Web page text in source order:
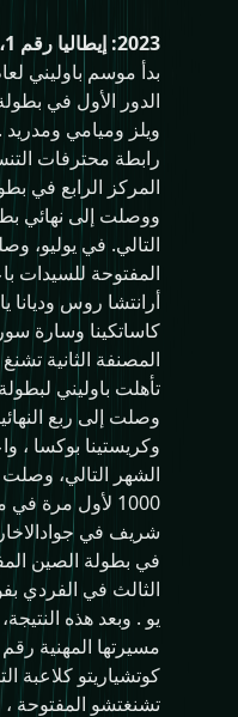
2023: إيطاليا رقم 1، نهائي كأس BJK
الدور الأول في
ويلز وميامي ومدريد
المركز الرابع في
ووصلت إلى نهائي
التالي. في يوليو،
المفتوحة للسيدات
أرانتشا روس وديانا
كاساتكينا وسارة
المصنفة الثانية
تأهلت باوليني
وصلت إلى ربع
وكريستينا بوكسا ،
1000 لأول مرة
شريف في
في بطولة الصين
الثالث في الفردي
يو . وبعد هذه
تشنغتشو المفتوحة